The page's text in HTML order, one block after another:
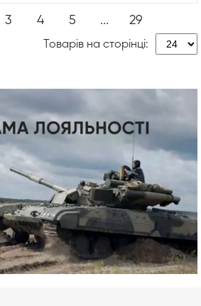
3 4 5 ... 29
Товарів на сторінці: